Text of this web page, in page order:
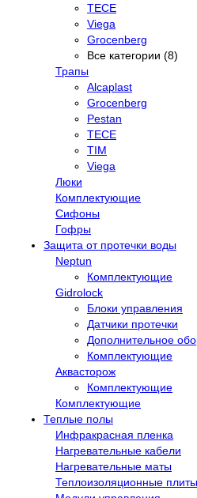
TECE
Viega
Grocenberg
Все категории (8)
Трапы
Alcaplast
Grocenberg
Pestan
TECE
TIM
Viega
Люки
Комплектующие
Сифоны
Гофры
Защита от протечки воды
Neptun
Комплектующие
Gidrolock
Блоки управления
Датчики протечки
Дополнительное
Комплектующие
Аквасторож
Комплектующие
Комплектующие
Теплые полы
Инфракрасная пленка
Нагревательные кабели
Нагревательные маты
Теплоизоляционные плиты